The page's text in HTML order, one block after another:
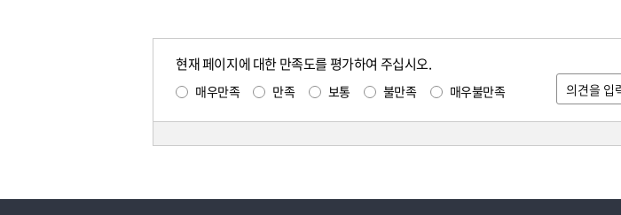
현재 페이지에 대한 만족도를 평가하여 주십시오.
매우만족 만족 보통 불만족 매우불만족